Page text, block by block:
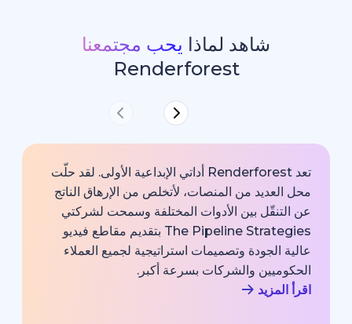
شاهد لماذايحب مجتمعنا
Renderforest
تعد Renderforest أداتي الإبداعية الأولى. لقد حلّت
من المنصات، لأتخلص من الإرهاق الناتج
بين الأدوات المختلفة وسمحت لشركتي
The Pipeline Strategies بتقديم مقاطع فيديو
وتصميمات استراتيجية لجميع العملاء
والشركات بسرعة أكبر.